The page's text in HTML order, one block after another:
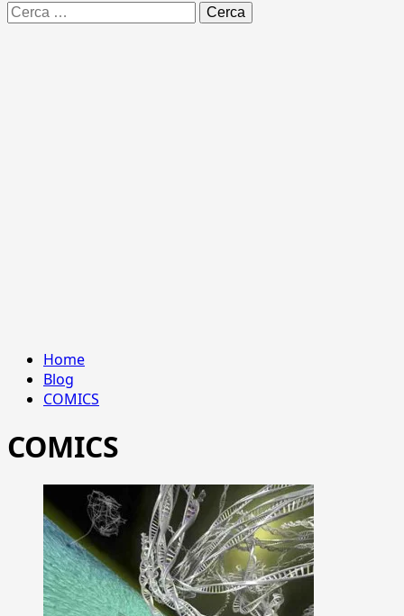
Ricerca
per:
Home
Blog
COMICS
COMICS